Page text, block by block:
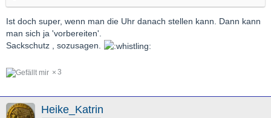
Ist doch super, wenn man die Uhr danach stellen kann. Dann kann
man sich ja 'vorbereiten'.
Sackschutz , sozusagen.
3
Heike_Katrin